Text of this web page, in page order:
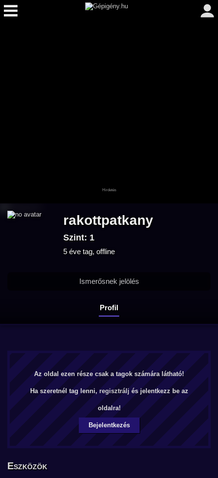
rakottpatkany
Szint: 1
5 éve tag, offline
Profil
Ismerősnek jelölés
Az oldal ezen része csak a tagok számára látható!
Ha szeretnél tag lenni, regisztrálj és jelentkezz be az
oldalra!
Bejelentkezés
Eszközök